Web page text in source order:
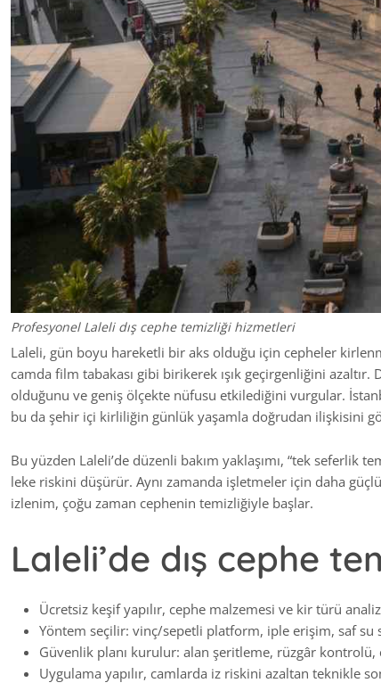
Profesyonel Laleli dış cephe temizliği hizmetleri
Laleli, gün boyu hareketli bir aks olduğu için cepheler
camda film tabakası gibi birikerek ışık geçirgenliğini
olduğunu ve geniş ölçekte nüfusu etkilediğini vurgular.
bu da şehir içi kirliliğin günlük yaşamla doğrudan ilişkisini
Bu yüzden Laleli’de düzenli bakım yaklaşımı, “tek seferlik
leke riskini düşürür. Aynı zamanda işletmeler için daha
izlenim, çoğu zaman cephenin temizliğiyle başlar.
Laleli’de dış cephe
Ücretsiz keşif yapılır, cephe malzemesi ve kir türü
Yöntem seçilir: vinç/sepetli platform, iple erişim, saf su
Güvenlik planı kurulur: alan şeritleme, rüzgâr
Uygulama yapılır, camlarda iz riskini azaltan teknikle